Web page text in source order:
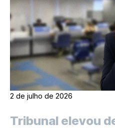
2 de julho de 2026
Tribunal elevou